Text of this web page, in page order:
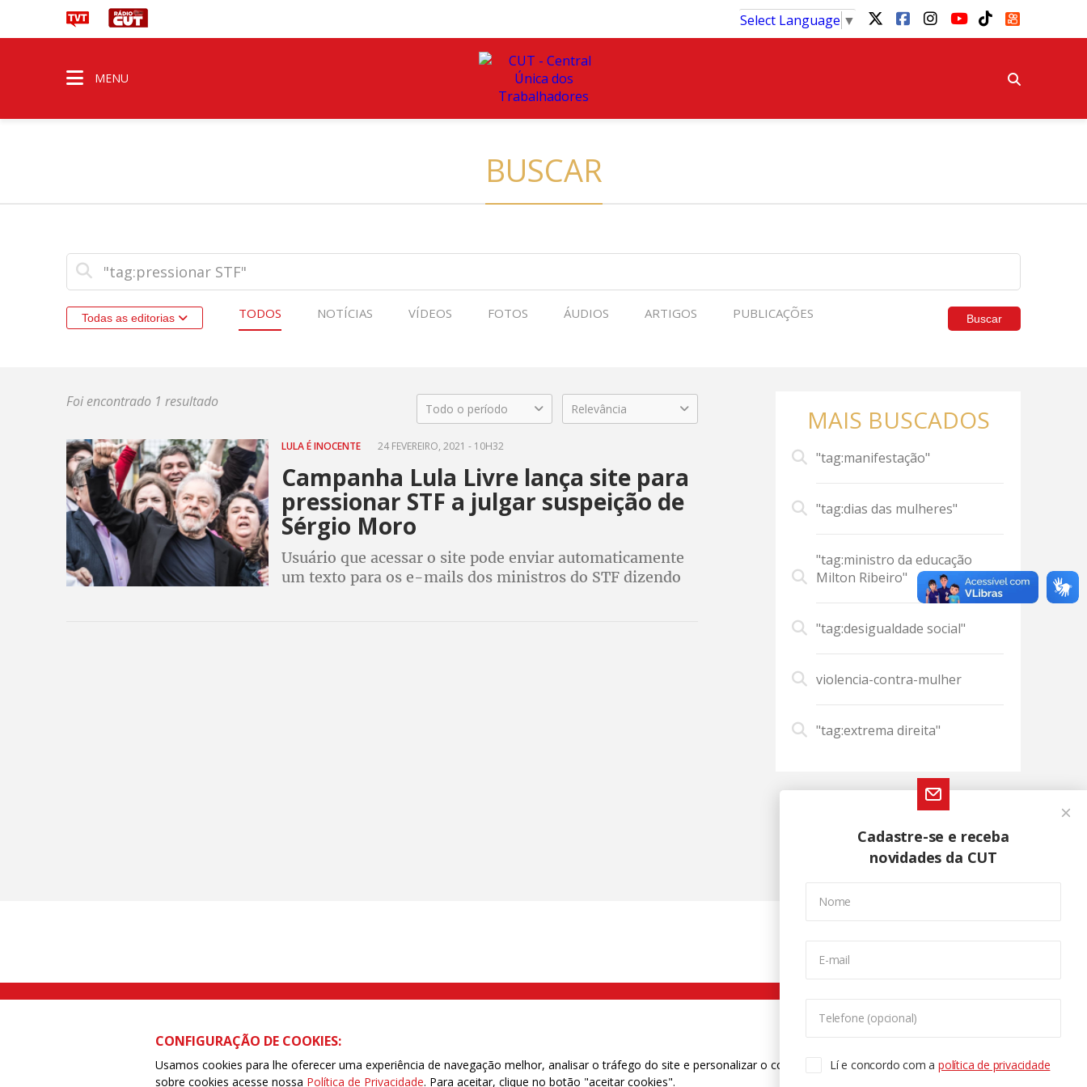
Select Language ▼
MENU
BUSCAR
Todas as editorias TODOS NOTÍCIAS VÍDEOS FOTOS ÁUDIOS ARTIGOS PUBLICAÇÕES Buscar
Foi encontrado 1 resultado Todo o período Relevância
LULA É INOCENTE 24 FEVEREIRO, 2021 - 10H32
Campanha Lula Livre lança site para
pressionar STF a julgar suspeição de
Sérgio Moro
Usuário que acessar o site pode enviar automaticamente
um texto para os e-mails dos ministros do STF dizendo
MAIS BUSCADOS
"tag:manifestação"
"tag:dias das mulheres"
"tag:ministro da educação
Milton Ribeiro"
"tag:desigualdade social"
violencia-contra-mulher
"tag:extrema direita"
Cadastre-se e receba
novidades da CUT
Nome
E-mail
Telefone (opcional)
Lí e concordo com apolítica de privacidade
Rua Caetano Pinto nº 575 CEP 03041-000 Brás, São Paulo/SP | Telefone (11) 2108 9200 - Fax (11) 2108 9310
CONFIGURAÇÃO DE COOKIES:
Usamos cookies para lhe oferecer uma experiência de navegação melhor, analisar o tráfego do site e personalizar o conteúdo. Para saber mais
sobre cookies acesse nossa Política de Privacidade. Para aceitar, clique no botão "aceitar cookies".